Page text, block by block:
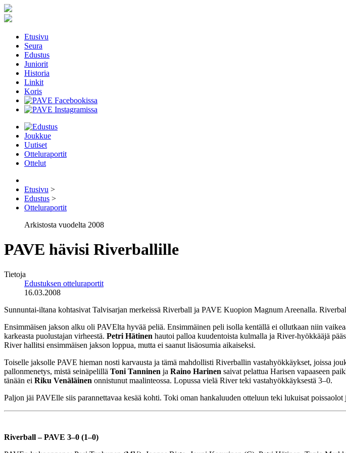
Etusivu
Seura
Edustus
Juniorit
Historia
Linkit
Koris
Joukkue
Uutiset
Otteluraportit
Ottelut
Etusivu >
Edustus >
Otteluraportit
Arkistosta vuodelta 2008
PAVE hävisi Riverballille
Tietoja
Edustuksen otteluraportit
16.03.2008
Sunnuntai-iltana kohtasivat Talvisarjan merkeissä Riverball ja PAVE Kuopion Magnum Areenalla.
Ensimmäisen jakson alku oli PAVElta hyvää peliä. Ensimmäinen peli isolla kentällä ei ollutkaan niin
karkeasta puolustajan virheestä. Petri Hätinen hautoi palloa kuudentoista kulmalla ja River-hyökkääjä
River hallitsi ensimmäisen jakson loppua, mutta ei saanut lisäosumia aikaiseksi.
Toiselle jaksolle PAVE hieman nosti karvausta ja tämä mahdollisti Riverballin vastahyökkäykset, joissa
pallonmenetys, mistä seinäpelillä Toni Tanninen ja Raino Harinen saivat pelattua Harisen vapaaseen
tänään ei Riku Venäläinen onnistunut maalinteossa. Lopussa vielä River teki vastahyökkäyksestä 3–0.
Paljon jäi PAVElle siis parannettavaa kesää kohti. Toki oman hankaluuden otteluun teki lukuisat
Riverball – PAVE 3–0 (1–0)